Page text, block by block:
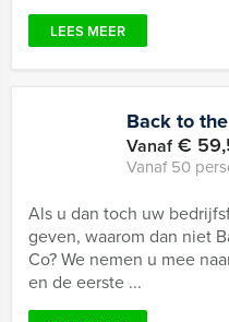
LEES MEER
Back to
Vanaf€
Vanaf 50
Als u dan toch uw
geven, waarom dan niet
Co? We nemen u mee
en de eerste ...